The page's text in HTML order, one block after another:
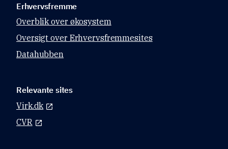
Erhvervsfremme
Overblik over økosystem
Oversigt over Erhvervsfremmesites
Datahubben
Relevante sites
Virk.dk
CVR